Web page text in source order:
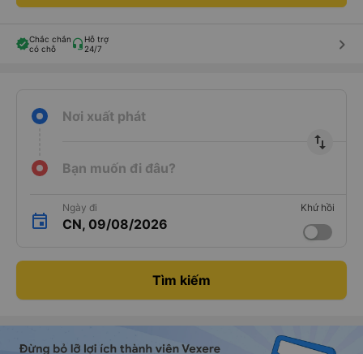
Chắc chắn
có chỗ
Hỗ trợ
24/7
keyboard_arrow_right
Nơi xuất phát
import_export
Bạn muốn đi đâu?
Ngày đi
CN, 09/08/2026
Khứ hồi
Tìm kiếm